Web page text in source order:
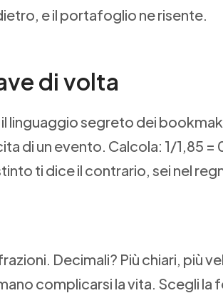
e il portafoglio ne risente.
di volta
linguaggio segreto dei
di un evento. Calcola: 1/1,85 =
ti dice il contrario, sei nel
Decimali? Più chiari, più
complicarsi la vita. Scegli la